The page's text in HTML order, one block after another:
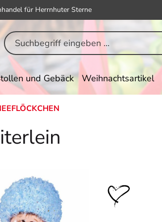
für Herrnhuter Sterne
und Gebäck Weihnachtsartikel